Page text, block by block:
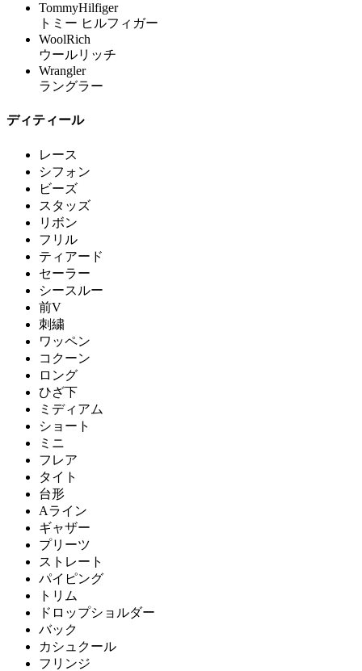
TommyHilfiger
トミー ヒルフィガー
WoolRich
ウールリッチ
Wrangler
ラングラー
ディティール
レース
シフォン
ビーズ
スタッズ
リボン
フリル
ティアード
セーラー
シースルー
前V
刺繍
ワッペン
コクーン
ロング
ひざ下
ミディアム
ショート
ミニ
フレア
タイト
台形
Aライン
ギャザー
プリーツ
ストレート
パイピング
トリム
ドロップショルダー
バック
カシュクール
フリンジ